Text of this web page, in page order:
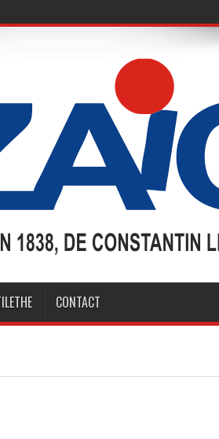
CONTACT